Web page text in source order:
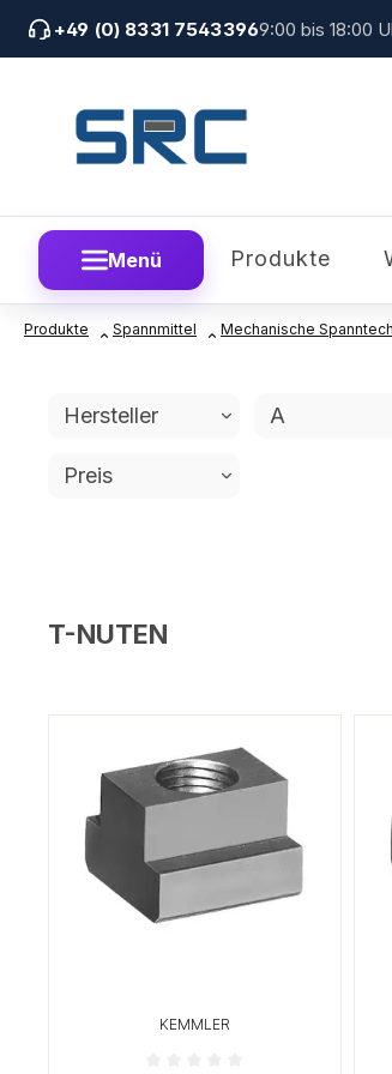
Hauptinhalt springen
Zur Suche springen
Zur Hauptnavigation springen
+49 (0) 8331 75433969:00 bis 18:00
Menü Produkte
Produkte Spannmittel Mechanische
Hersteller A
Preis
T-NUTEN
KEMMLER